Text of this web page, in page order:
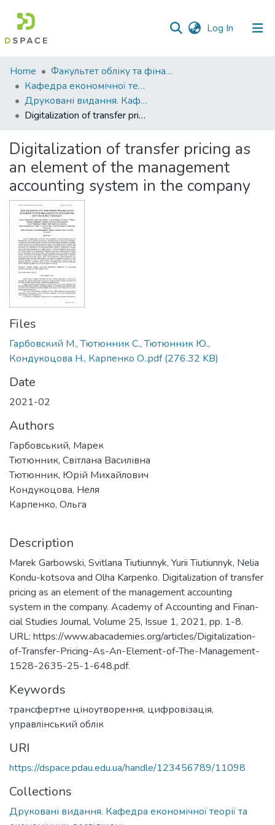
Log In (current)
Communities
&
Collections
All of DSpace
Statistics
Home
Факультет обліку та фінансів
Кафедра економічної теорії та економічних досліджень
Друковані видання. Кафедра економічної теорії та економічних досліджень
Digitalization of transfer pricing as an element of the management accounting system in the company
Digitalization of transfer pricing as
an element of the management
accounting system in the company
Files
Гарбовский М., Тютюнник С., Тютюнник Ю.,
Кондукоцова Н., Карпенко О..pdf(276.32 KB)
Date
2021-02
Authors
Гарбовський, Марек
Тютюнник, Світлана Василівна
Тютюнник, Юрій Михайлович
Кондукоцова, Неля
Карпенко, Ольга
Description
Marek Garbowski, Svitlana Tiutiunnyk, Yurii Tiutiunnyk, Nelia
Kondu-kotsova and Olha Karpenko. Digitalization of transfer
pricing as an element of the management accounting
system in the company. Academy of Accounting and Finan-
cial Studies Journal, Volume 25, Issue 1, 2021, pp. 1-8.
URL: https://www.abacademies.org/articles/Digitalization-
of-Transfer-Pricing-As-An-Element-of-The-Management-
1528-2635-25-1-648.pdf.
Keywords
трансфертне ціноутворення, цифровізація,
управлінський облік
URI
https://dspace.pdau.edu.ua/handle/123456789/11098
Collections
Друковані видання. Кафедра економічної теорії та